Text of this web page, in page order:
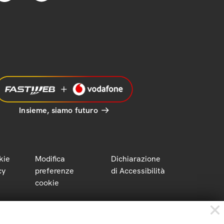
Insieme, siamo futuro
Modifica
preferenze
cookie
Dichiarazione
di Accessibilità